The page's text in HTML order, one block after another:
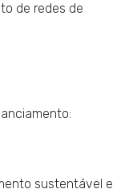
de redes de
sustentável e